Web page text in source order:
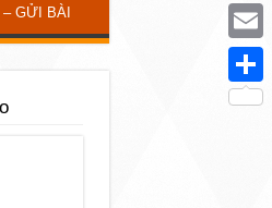
– GỬI BÀI Viber